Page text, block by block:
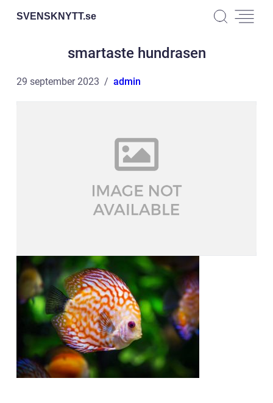
SVENSKNYTT.se
smartaste hundrasen
29 september 2023 admin